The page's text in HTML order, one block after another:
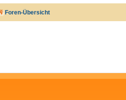
Foren-Übersicht